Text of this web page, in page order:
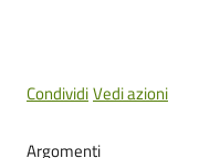
Trasparente
CondividiVedi azioni
Argomenti